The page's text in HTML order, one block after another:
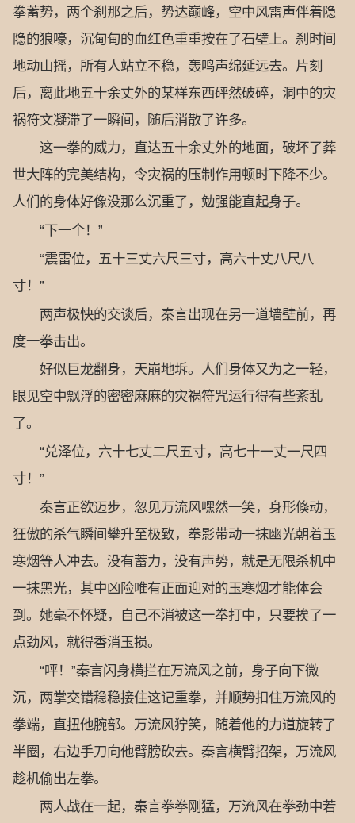
拳蓄势，两个刹那之后，势达巅峰，空中风雷声伴着隐
隐的狼嚎，沉甸甸的血红色重重按在了石壁上。刹时间
地动山摇，所有人站立不稳，轰鸣声绵延远去。片刻
后，离此地五十余丈外的某样东西砰然破碎，洞中的灾
祸符文凝滞了一瞬间，随后消散了许多。
这一拳的威力，直达五十余丈外的地面，破坏了葬
世大阵的完美结构，令灾祸的压制作用顿时下降不少。
人们的身体好像没那么沉重了，勉强能直起身子。
“下一个！”
“震雷位，五十三丈六尺三寸，高六十丈八尺八
寸！”
两声极快的交谈后，秦言出现在另一道墙壁前，再
度一拳击出。
好似巨龙翻身，天崩地坼。人们身体又为之一轻，
眼见空中飘浮的密密麻麻的灾祸符咒运行得有些紊乱
了。
“兑泽位，六十七丈二尺五寸，高七十一丈一尺四
寸！”
秦言正欲迈步，忽见万流风嘿然一笑，身形倏动，
狂傲的杀气瞬间攀升至极致，拳影带动一抹幽光朝着玉
寒烟等人冲去。没有蓄力，没有声势，就是无限杀机中
一抹黑光，其中凶险唯有正面迎对的玉寒烟才能体会
到。她毫不怀疑，自己不消被这一拳打中，只要挨了一
点劲风，就得香消玉损。
“呯！”秦言闪身横拦在万流风之前，身子向下微
沉，两掌交错稳稳接住这记重拳，并顺势扣住万流风的
拳端，直扭他腕部。万流风狞笑，随着他的力道旋转了
半圈，右边手刀向他臂膀砍去。秦言横臂招架，万流风
趁机偷出左拳。
两人战在一起，秦言拳拳刚猛，万流风在拳劲中若